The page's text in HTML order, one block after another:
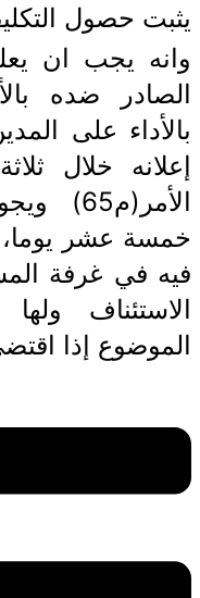
يثبت حصول
وانه يجب ان
الصادر ضده
بالأداء على
إعلانه خلال
خمسة عشر
فيه في غرفة
الاستئناف
الموضوع إذا